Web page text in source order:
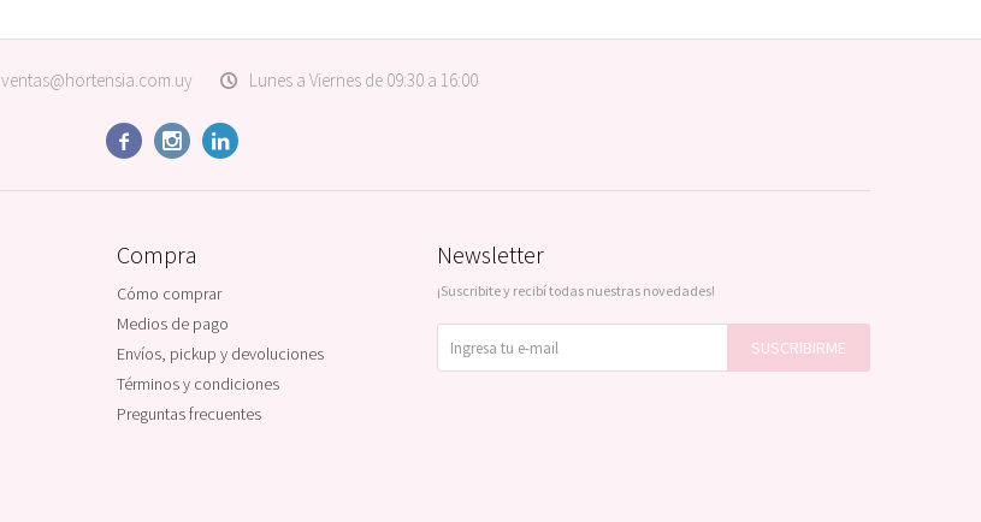
ventas@hortensia.com.uy Lunes a Viernes de 09:30 a 16:00
  
Compra
Cómo comprar
Medios de pago
Envíos, pickup y devoluciones
Términos y condiciones
Preguntas frecuentes
Newsletter
¡Suscribite y recibí todas nuestras novedades!
SUSCRIBIRME